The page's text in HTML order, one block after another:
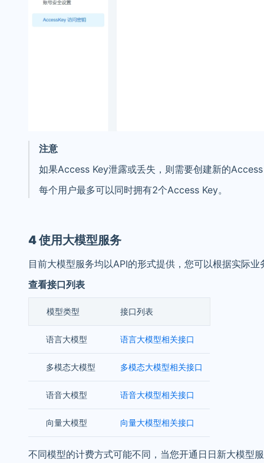
注意
如果Access Key泄露或丢失，则需要创建新的
每个用户最多可以同时拥有2个Access Key。
4 使用大模型服务
目前大模型服务均以API的形式提供，您可以根据实际
查看接口列表
模型类型 接口列表
语言大模型 语言大模型相关接口
多模态大模型 多模态大模型相关接口
语音大模型 语音大模型相关接口
向量大模型 向量大模型相关接口
不同模型的计费方式可能不同，当您开通日日新大模型